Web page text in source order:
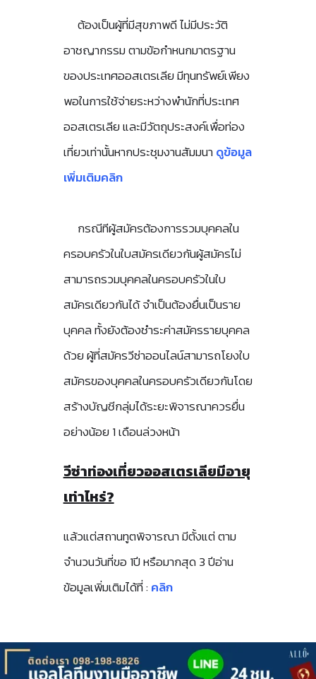
ต้องเป็นผู้ที่มีสุขภาพดี ไม่มีประวัติ
อาชญากรรม ตามข้อกำหนกมาตรฐาน
ของประเทศออสเตรเลีย มีทุนทรัพย์เพียง
พอในการใช้จ่ายระหว่างพำนักที่ประเทศ
ออสเตรเลีย และมีวัตถุประสงค์เพื่อท่อง
เที่ยวเท่านั้นหากประชุมงานสัมมนาดูข้อมูล
เพิ่มเติมคลิก
กรณีทีผู้สมัครต้องการรวมบุคคลใน
ครอบครัวในใบสมัครเดียวกันผู้สมัครไม่
สามารถรวมบุคคลในครอบครัวในใบ
สมัครเดียวกันได้ จำเป็นต้องยื่นเป็นราย
บุคคล ทั้งยังต้องชำระค่าสมัครรายบุคคล
ด้วย ผู้ที่สมัครวีซ่าออนไลน์สามารถโยงใบ
สมัครของบุคคลในครอบครัวเดียวกันโดย
สร้างบัญชีกลุ่มได้ระยะพิจารณาควรยื่น
อย่างน้อย 1 เดือนล่วงหน้า
วีซ่าท่องเที่ยวออสเตรเลียมีอายุ
เท่าไหร่?
แล้วแต่สถานทูตพิจารณา มีตั้งแต่ ตาม
จำนวนวันที่ขอ 1ปี หรือมากสุด 3 ปีอ่าน
ข้อมูลเพิ่มเติมได้ที่ :คลิก